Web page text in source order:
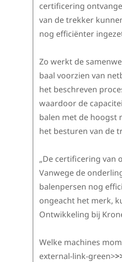
certificering
van de trekker
nog efficiënter
Zo werkt de
baal voorzien van
het beschreven
waardoor de
balen met de hoogst
het besturen van de
„De certificering van
Vanwege de
balenpersen nog
ongeacht het merk,
Ontwikkeling bij
Welke machines
external-link-green>